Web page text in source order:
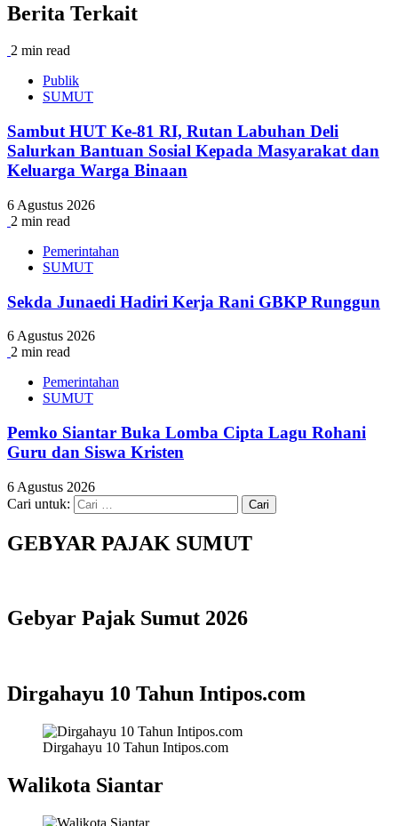
Berita Terkait
2 min read
Publik
SUMUT
Sambut HUT Ke-81 RI, Rutan Labuhan Deli
Salurkan Bantuan Sosial Kepada Masyarakat dan
Keluarga Warga Binaan
6 Agustus 2026
2 min read
Pemerintahan
SUMUT
Sekda Junaedi Hadiri Kerja Rani GBKP Runggun
6 Agustus 2026
2 min read
Pemerintahan
SUMUT
Pemko Siantar Buka Lomba Cipta Lagu Rohani
Guru dan Siswa Kristen
6 Agustus 2026
Cari untuk:
GEBYAR PAJAK SUMUT
Gebyar Pajak Sumut 2026
Dirgahayu 10 Tahun Intipos.com
Dirgahayu 10 Tahun Intipos.com
Walikota Siantar